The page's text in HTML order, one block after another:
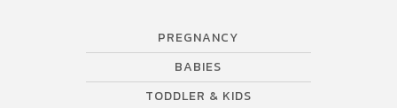
PREGNANCY
BABIES
TODDLER & KIDS